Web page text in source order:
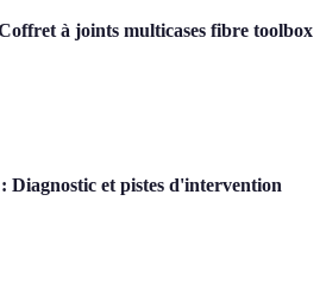
à joints multicases fibre toolbox
Diagnostic et pistes d'intervention